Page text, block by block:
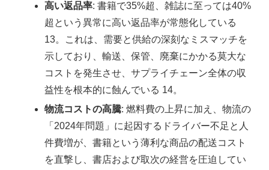
高い返品率: 書籍で35%超、雑誌に至っては40%
超という異常に高い返品率が常態化している
13。これは、需要と供給の深刻なミスマッチを
示しており、輸送、保管、廃棄にかかる莫大な
コストを発生させ、サプライチェーン全体の収
益性を根本的に蝕んでいる 14。
物流コストの高騰: 燃料費の上昇に加え、物流の
「2024年問題」に起因するドライバー不足と人
件費増が、書籍という薄利な商品の配送コスト
を直撃し、書店および取次の経営を圧迫してい